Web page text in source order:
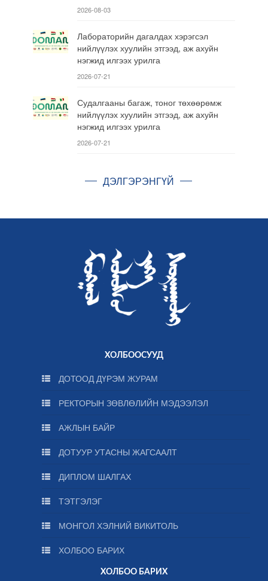
2026-08-03
Лабораторийн дагалдах хэрэгсэл
нийлүүлэх хуулийн этгээд, аж ахуйн
нэгжид илгээх урилга
2026-07-21
Судалгааны багаж, тоног төхөөрөмж
нийлүүлэх хуулийн этгээд, аж ахуйн
нэгжид илгээх урилга
2026-07-21
ДЭЛГЭРЭНГҮЙ
ХОЛБООСУУД
ДОТООД ДҮРЭМ ЖУРАМ
РЕКТОРЫН ЗӨВЛӨЛИЙН МЭДЭЭЛЭЛ
АЖЛЫН БАЙР
ДОТУУР УТАСНЫ ЖАГСААЛТ
ДИПЛОМ ШАЛГАХ
ТЭТГЭЛЭГ
МОНГОЛ ХЭЛНИЙ ВИКИТОЛЬ
ХОЛБОО БАРИХ
ХОЛБОО БАРИХ